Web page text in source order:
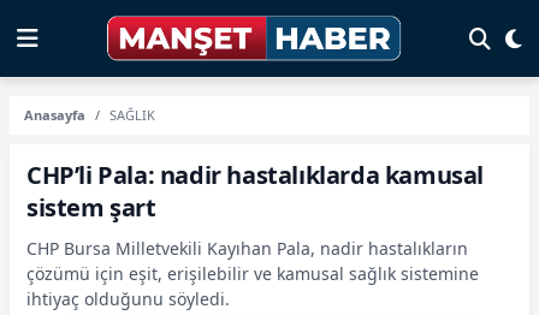
Anasayfa SAĞLIK
CHP’li Pala: nadir hastalıklarda kamusal
sistem şart
CHP Bursa Milletvekili Kayıhan Pala, nadir hastalıkların
çözümü için eşit, erişilebilir ve kamusal sağlık sistemine
ihtiyaç olduğunu söyledi.